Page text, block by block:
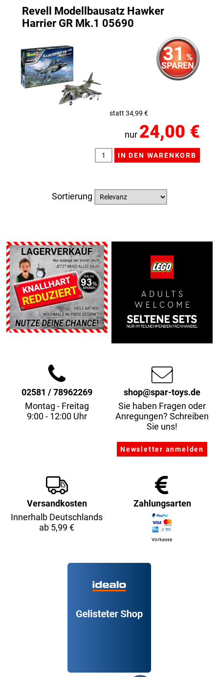
Revell Modellbausatz Hawker
Harrier GR Mk.1 05690
31 %
SPAREN
statt 34,99 €
nur 24,00 €
Sortierung
02581 / 78962269
Montag - Freitag
9:00 - 12:00 Uhr
shop@spar-toys.de
Sie haben Fragen oder
Anregungen? Schreiben
Sie uns!
Versandkosten
Innerhalb Deutschlands
ab 5,99 €
Zahlungsarten